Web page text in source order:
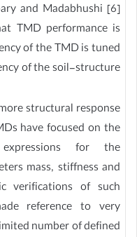
and Madabhushi [6]
TMD performance is
of the TMD is tuned
of the soil-structure
structural response
have focused on the
for the
mass, stiffness and
verifications of such
reference to very
number of defined